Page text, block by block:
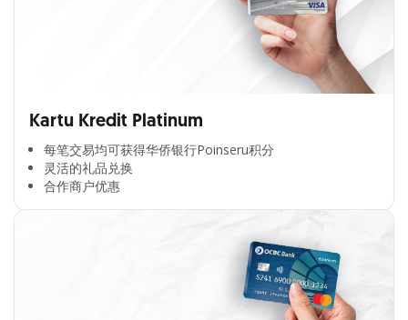
Kartu Kredit Platinum
每笔交易均可获得华侨银行Poinseru积分​
灵活的礼品兑换​
合作商户优惠​